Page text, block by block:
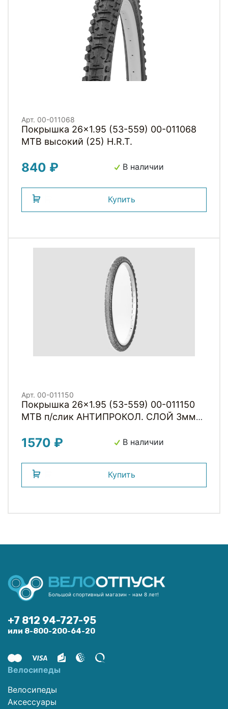
Арт. 00-011068
Покрышка 26x1.95 (53-559) 00-011068
MTB высокий (25) H.R.T.
840 ₽ В наличии
Купить
Арт. 00-011150
Покрышка 26x1.95 (53-559) 00-011150
MTB п/слик АНТИПРОКОЛ. СЛОЙ 3мм
1570 ₽ В наличии
Купить
Большой спортивный магазин - нам 8 лет!
+7 812 94-727-95
или 8-800-200-64-20
Велосипеды
Велосипеды
Аксессуары